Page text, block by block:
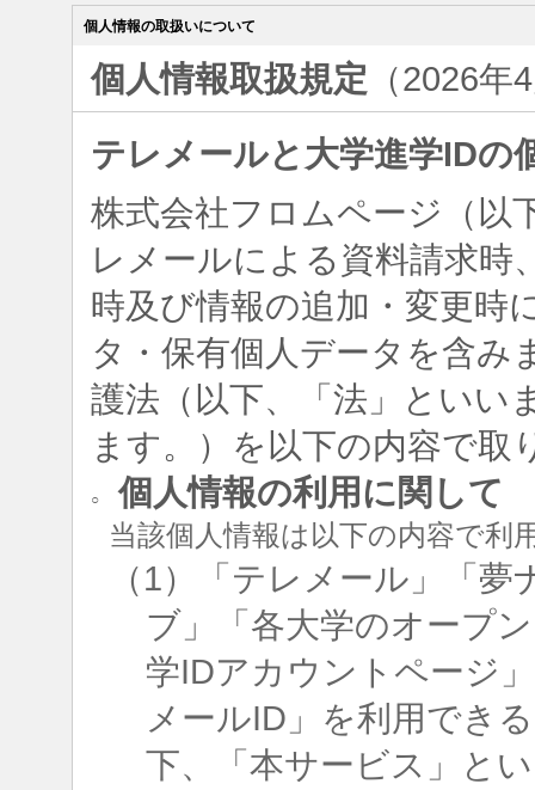
個人情報の取扱いについて
個人情報取扱規定 （2026
テレメールと大学進学IDの
株式会社フロムページ（以
レメールによる資料請求時
時及び情報の追加・変更時
タ・保有個人データを含み
護法（以下、「法」といい
ます。）を以下の内容で取
○ 個人情報の利用に関して
当該個人情報は以下の内容で利
（1）「テレメール」「
ブ」「各大学のオープ
学IDアカウントページ
メールID」を利用でき
下、「本サービス」と